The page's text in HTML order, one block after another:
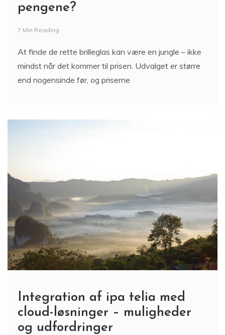
pengene?
7 Min Reading
At finde de rette brilleglas kan være en jungle – ikke
mindst når det kommer til prisen. Udvalget er større
end nogensinde før, og priserne
Integration af ipa telia med
cloud-løsninger – muligheder
og udfordringer